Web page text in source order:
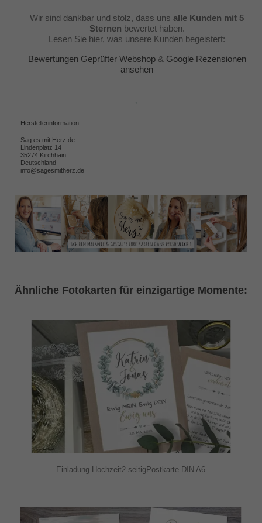
Wir sind dankbar und stolz, dass uns alle Kunden mit 5
Sternen bewertet haben.
Lesen Sie hier, was unsere Kunden begeistert:
Bewertungen Geprüfter Webshop& Google Rezensionen
ansehen
Herstellerinformation:
Sag es mit Herz.de
Lindenplatz 14
35274 Kirchhain
Deutschland
info@sagesmitherz.de
Ähnliche Fotokarten für einzigartige Momente:
Einladung Hochzeit2-seitigPostkarte DIN A6